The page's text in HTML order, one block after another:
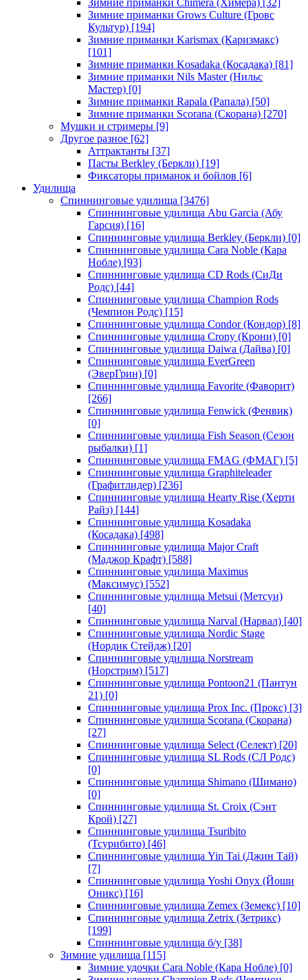
Зимние приманки Chimera (Химера) [32]
Зимние приманки Grows Culture (Гровс
Культур) [194]
Зимние приманки Karismax (Каризмакс)
[101]
Зимние приманки Kosadaka (Косадака) [81]
Зимние приманки Nils Master (Нильс
Мастер) [0]
Зимние приманки Rapala (Рапала) [50]
Зимние приманки Scorana (Скорана) [270]
Мушки и стримеры [9]
Другое разное [62]
Аттрактанты [37]
Пасты Berkley (Беркли) [19]
Фиксаторы приманок и бойлов [6]
Удилища
Спиннинговые удилища [3476]
Спиннинговые удилища Abu Garcia (Абу
Гарсия) [16]
Спиннинговые удилища Berkley (Беркли) [0]
Спиннинговые удилища Cara Noble (Кара
Нобле) [93]
Спиннинговые удилища CD Rods (СиДи
Родс) [44]
Спиннинговые удилища Champion Rods
(Чемпион Родс) [15]
Спиннинговые удилища Condor (Кондор) [8]
Спиннинговые удилища Crony (Крони) [0]
Спиннинговые удилища Daiwa (Дайва) [0]
Спиннинговые удилища EverGreen
(ЭверГрин) [0]
Спиннинговые удилища Favorite (Фаворит)
[266]
Спиннинговые удилища Fenwick (Фенвик)
[0]
Спиннинговые удилища Fish Season (Сезон
рыбалки) [1]
Спиннинговые удилища FMAG (ФМАГ) [5]
Спиннинговые удилища Graphiteleader
(Графитлидер) [236]
Спиннинговые удилища Hearty Rise (Херти
Райз) [144]
Спиннинговые удилища Kosadaka
(Косадака) [498]
Спиннинговые удилища Major Craft
(Маджор Крафт) [588]
Спиннинговые удилища Maximus
(Максимус) [552]
Спиннинговые удилища Metsui (Метсуи)
[40]
Спиннинговые удилища Narval (Нарвал) [40]
Спиннинговые удилища Nordic Stage
(Нордик Стейдж) [20]
Спиннинговые удилища Norstream
(Норстрим) [517]
Спиннинговые удилища Pontoon21 (Пантун
21) [0]
Спиннинговые удилища Prox Inc. (Прокс) [3]
Спиннинговые удилища Scorana (Скорана)
[27]
Спиннинговые удилища Select (Селект) [20]
Спиннинговые удилища SL Rods (СЛ Родс)
[0]
Спиннинговые удилища Shimano (Шимано)
[0]
Спиннинговые удилища St. Croix (Сэнт
Крой) [27]
Спиннинговые удилища Tsuribito
(Тсурибито) [46]
Спиннинговые удилища Yin Tai (Джин Тай)
[7]
Спиннинговые удилища Yoshi Onyx (Йоши
Оникс) [16]
Спиннинговые удилища Zemex (Земекс) [10]
Спиннинговые удилища Zetrix (Зетрикс)
[199]
Спиннинговые удилища б/у [38]
Зимние удилища [115]
Зимние удочки Cara Noble (Кара Нобле) [0]